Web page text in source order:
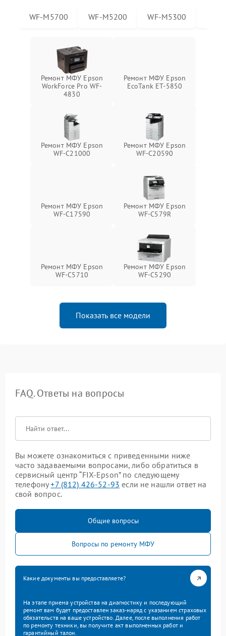
WF-M5700 WF-M5200 WF-M5300
Ремонт МФУ Epson
WorkForce Pro WF-
4830
Ремонт МФУ Epson
EcoTank ET-5850
Ремонт МФУ Epson
WF-C21000
Ремонт МФУ Epson
WF-C20590
Ремонт МФУ Epson
WF-C17590
Ремонт МФУ Epson
WF-C579R
Ремонт МФУ Epson
WF-C5710
Ремонт МФУ Epson
WF-C5290
Показать все модели
FAQ. Ответы на вопросы
Вы можете ознакомиться с приведенными ниже
часто задаваемыми вопросами, либо обратиться в
сервисный центр “FIX-Epson” по следующему
телефону+7 (812) 426-52-93 если не нашли ответ на
свой вопрос.
Общие вопросы
Вопросы по ремонту МФУ
Какие документы вы предоставляете?
На этапе приема устройства на диагностику и последующий
ремонт вам будет предоставлен заказ-наряд с указанием страховых
обязательств на ваше устройство. Далее, после выполнения работ
по ремонту техники, вы получите акт выполненных работ и
гарантийный талон.